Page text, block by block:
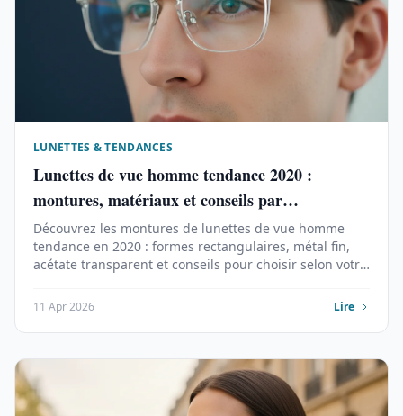
LUNETTES & TENDANCES
Lunettes de vue homme tendance 2020 :
montures, matériaux et conseils par
morphologie
Découvrez les montures de lunettes de vue homme
tendance en 2020 : formes rectangulaires, métal fin,
acétate transparent et conseils pour choisir selon votre
11 Apr 2026 Lire